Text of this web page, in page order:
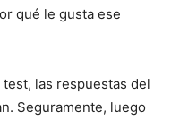
qué le gusta ese
las respuestas del
Seguramente, luego